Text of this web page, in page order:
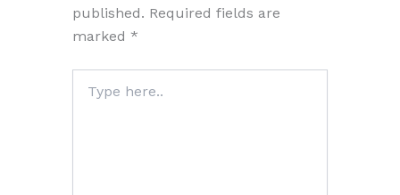
published. Required fields are
marked *
here..